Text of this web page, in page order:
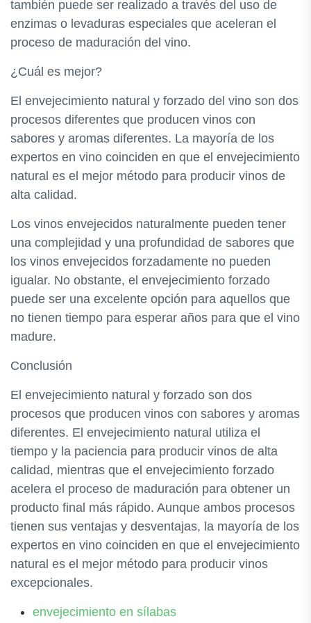
también puede ser realizado a través del uso de
enzimas o levaduras especiales que aceleran el
proceso de maduración del vino.
¿Cuál es mejor?
El envejecimiento natural y forzado del vino son dos
procesos diferentes que producen vinos con
sabores y aromas diferentes. La mayoría de los
expertos en vino coinciden en que el envejecimiento
natural es el mejor método para producir vinos de
alta calidad.
Los vinos envejecidos naturalmente pueden tener
una complejidad y una profundidad de sabores que
los vinos envejecidos forzadamente no pueden
igualar. No obstante, el envejecimiento forzado
puede ser una excelente opción para aquellos que
no tienen tiempo para esperar años para que el vino
madure.
Conclusión
El envejecimiento natural y forzado son dos
procesos que producen vinos con sabores y aromas
diferentes. El envejecimiento natural utiliza el
tiempo y la paciencia para producir vinos de alta
calidad, mientras que el envejecimiento forzado
acelera el proceso de maduración para obtener un
producto final más rápido. Aunque ambos procesos
tienen sus ventajas y desventajas, la mayoría de los
expertos en vino coinciden en que el envejecimiento
natural es el mejor método para producir vinos
excepcionales.
envejecimiento en sílabas